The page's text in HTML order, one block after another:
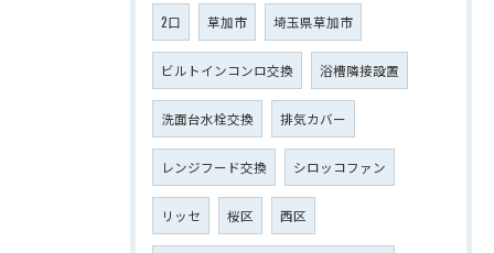
2口 草加市 埼玉県草加市
ビルトインコンロ交換 浴槽隣接設置
洗面台水栓交換 排気カバー
レンジフード交換 シロッコファン
リッセ 桜区 西区